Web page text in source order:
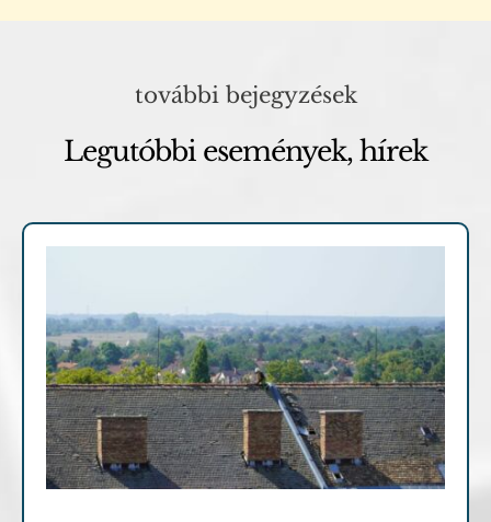
további bejegyzések
Legutóbbi események, hírek
Archív cikkek